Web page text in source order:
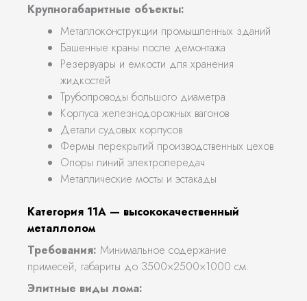
Крупногабаритные объекты:
Металлоконструкции промышленных зданий
Башенные краны после демонтажа
Резервуары и емкости для хранения
жидкостей
Трубопроводы большого диаметра
Корпуса железнодорожных вагонов
Детали судовых корпусов
Фермы перекрытий производственных цехов
Опоры линий электропередач
Металлические мосты и эстакады
Категория 11А — высококачественный
металлолом
Требования: Минимальное содержание
примесей, габариты до 3500×2500×1000 см.
Элитные виды лома: